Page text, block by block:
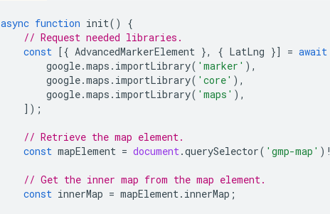
async function init()
{
// Request needed libraries.
const [{ AdvancedMarkerElement }, { LatLng }] = await
google.maps . importLibrary( 'marker' ),
google.maps . importLibrary( 'core' ),
google.maps . importLibrary( 'maps' ),
]);
// Retrieve the map element.
const mapElement = document.querySelector( 'gmp-map' ) !
// Get the inner map from the map element.
const innerMap = mapElement. innerMap ;